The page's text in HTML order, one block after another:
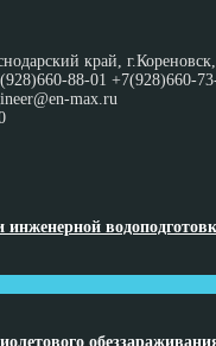
край,
88-01 +7(928)660-
max.ru